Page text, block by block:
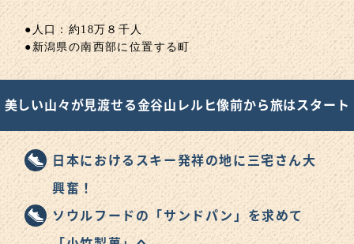
●人口：約18万８千人
●新潟県の南西部に位置する町
美しい山々が見渡せる金谷山レルヒ像前から旅はスタート
日本におけるスキー発祥の地に三宅さん大
興奮！
ソウルフードの「サンドパン」を求めて